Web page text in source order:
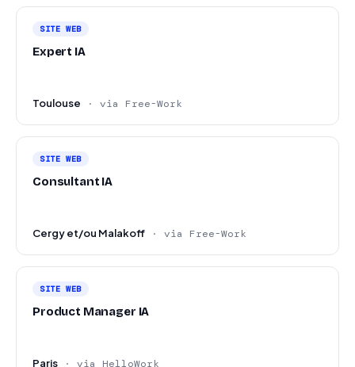
SITE WEB
Expert IA
Toulouse · via Free-Work
SITE WEB
Consultant IA
Cergy et/ou Malakoff · via Free-Work
SITE WEB
Product Manager IA
Paris · via HelloWork